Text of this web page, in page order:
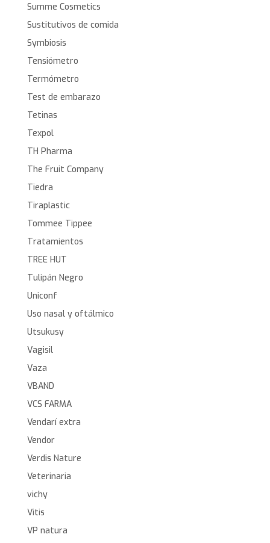
Summe Cosmetics
Sustitutivos de comida
Symbiosis
Tensiómetro
Termómetro
Test de embarazo
Tetinas
Texpol
TH Pharma
The Fruit Company
Tiedra
Tiraplastic
Tommee Tippee
Tratamientos
TREE HUT
Tulipán Negro
Uniconf
Uso nasal y oftálmico
Utsukusy
Vagisil
Vaza
VBAND
VCS FARMA
Vendarí extra
Vendor
Verdis Nature
Veterinaria
vichy
Vitis
VP natura